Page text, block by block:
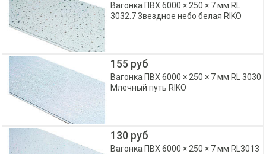
Вагонка ПВХ 6000 × 250 × 7 мм RL
3032.7 Звездное небо белая RIKO
155 руб
Вагонка ПВХ 6000 × 250 × 7 мм RL 3030
Млечный путь RIKO
130 руб
Вагонка ПВХ 6000 × 250 × 7 мм RL3013